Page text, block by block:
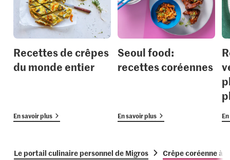
Recettes de crêpes
du monde entier
En savoir plus
Seoul food:
recettes coréennes
En savoir plus
Le portail culinaire personnel de Migros Crêpe coréenne à